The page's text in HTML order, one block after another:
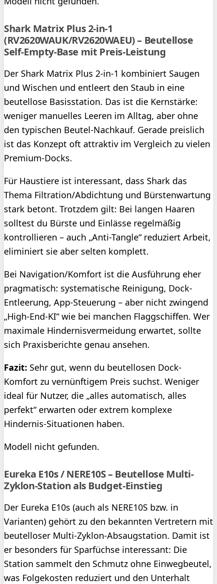
Shark Matrix Plus 2-in-1
(RV2620WAUK/RV2620WAEU) – Beutellose
Self-Empty-Base mit Preis-Leistung
Der Shark Matrix Plus 2-in-1 kombiniert Saugen
und Wischen und entleert den Staub in eine
beutellose Basisstation. Das ist die Kernstärke:
weniger manuelles Leeren im Alltag, aber ohne
den typischen Beutel-Nachkauf. Gerade preislich
ist das Konzept oft attraktiv im Vergleich zu vielen
Premium-Docks.
Für Haustiere ist interessant, dass Shark das
Thema Filtration/Abdichtung und Bürstenwartung
stark betont. Trotzdem gilt: Bei langen Haaren
solltest du Bürste und Einlässe regelmäßig
kontrollieren – auch „Anti-Tangle“ reduziert Arbeit,
eliminiert sie aber selten komplett.
Bei Navigation/Komfort ist die Ausführung eher
pragmatisch: systematische Reinigung, Dock-
Entleerung, App-Steuerung – aber nicht zwingend
„High-End-KI“ wie bei manchen Flaggschiffen. Wer
maximale Hindernisvermeidung erwartet, sollte
sich Praxisberichte genau ansehen.
Fazit: Sehr gut, wenn du beutellosen Dock-
Komfort zu vernünftigem Preis suchst. Weniger
ideal für Nutzer, die „alles automatisch, alles
perfekt“ erwarten oder extrem komplexe
Hindernis-Situationen haben.
Modell nicht gefunden.
Eureka E10s / NERE10S – Beutellose Multi-
Zyklon-Station als Budget-Einstieg
Der Eureka E10s (auch als NERE10S bzw. in
Varianten) gehört zu den bekannten Vertretern mit
beutelloser Multi-Zyklon-Absaugstation. Damit ist
er besonders für Sparfüchse interessant: Die
Station sammelt den Schmutz ohne Einwegbeutel,
was Folgekosten reduziert und den Unterhalt